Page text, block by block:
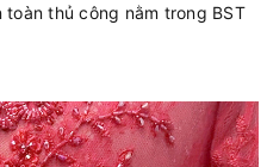
thủ công nằm trong BST